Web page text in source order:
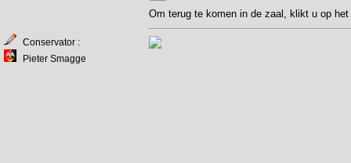
Conservator :
Pieter Smagge
Om terug te komen in de zaal, klikt u op